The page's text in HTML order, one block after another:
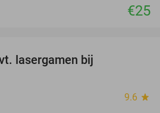
€25
lasergamen bij
9.6 star